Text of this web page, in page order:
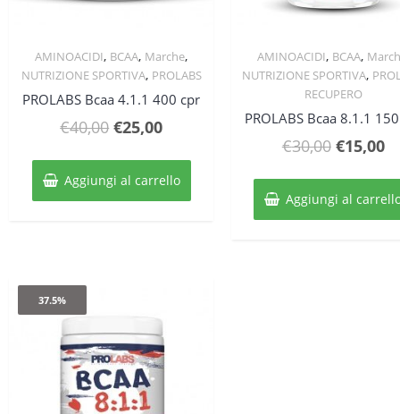
Quick View
AMINOACIDI, BCAA, Marche,
NUTRIZIONE SPORTIVA, PROLABS
PROLABS Bcaa 4.1.1 400 cpr
€40,00 Il
originale
era:
€25,00Il
attuale
è:
Aggiungi al carrello
Quick View
AMINOACIDI, BCAA,
NUTRIZIONE SPORTIVA,
RECUPERO
PROLABS Bcaa 8.1.1
€30,00 Il
originale
era:
€15,00Il
è:
Aggiungi al
37.5%